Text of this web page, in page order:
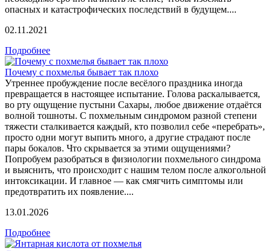
опасных и катастрофических последствий в будущем....
02.11.2021
Подробнее
Почему с похмелья бывает так плохо
Утреннее пробуждение после весёлого праздника иногда
превращается в настоящее испытание. Голова раскалывается,
во рту ощущение пустыни Сахары, любое движение отдаётся
волной тошноты. С похмельным синдромом разной степени
тяжести сталкивается каждый, кто позволил себе «перебрать»,
просто одни могут выпить много, а другие страдают после
пары бокалов. Что скрывается за этими ощущениями?
Попробуем разобраться в физиологии похмельного синдрома
и выяснить, что происходит с нашим телом после алкогольной
интоксикации. И главное — как смягчить симптомы или
предотвратить их появление....
13.01.2026
Подробнее